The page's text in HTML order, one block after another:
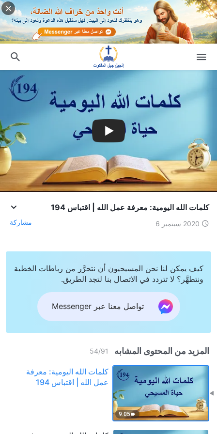
كلمات الله اليومية: معرفة عمل الله | اقتباس 194
2020 سبتمبر 6 مشاركة
كيف يمكن لنا نحن المسيحيون أن نتحرَّر من رباطات الخطية
ونتطهَّر؟ لا تتردد في الاتصال بنا لتجد الطريق.
تواصل معنا عبر Messenger
المزيد من المحتوى المشابه 54/91
9:05
كلمات الله اليومية: معرفة
عمل الله | اقتباس 194